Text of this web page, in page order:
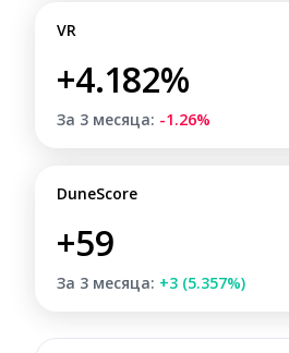
VR
+4.182%
За 3 месяца: -1.26%
DuneScore
+59
За 3 месяца: +3 (5.357%)